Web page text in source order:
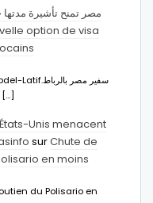
مصر تمنح تأشيرة
option de visa
ووفقا له، فإن هذا الإجراء يهدف إلى […]
Unis menacent
surChute de
en moins
du Polisario en